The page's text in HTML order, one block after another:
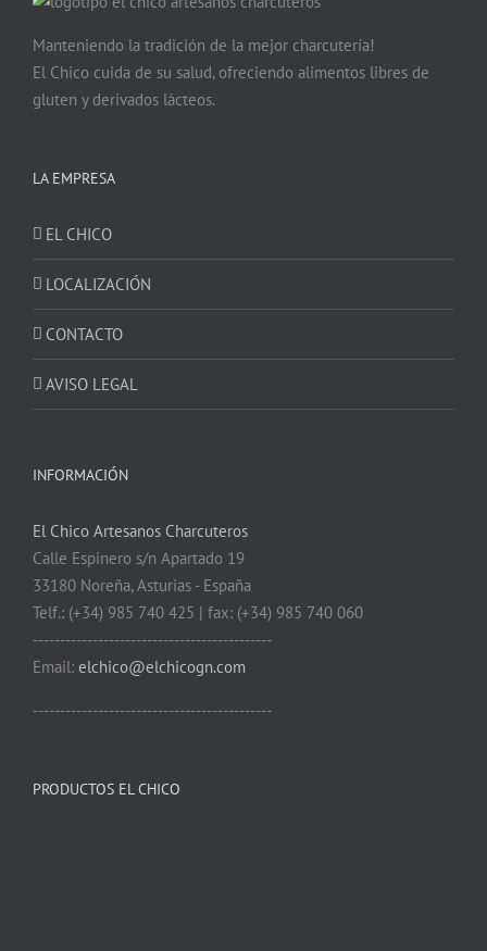
Manteniendo la tradición de la mejor charcutería!
El Chico cuida de su salud, ofreciendo alimentos libres de
gluten y derivados lácteos.
LA EMPRESA
EL CHICO
LOCALIZACIÓN
CONTACTO
AVISO LEGAL
INFORMACIÓN
El Chico Artesanos Charcuteros
Calle Espinero s/n Apartado 19
33180 Noreña, Asturias - España
Telf.: (+34) 985 740 425 | fax: (+34) 985 740 060
--------------------------------------------
Email: elchico@elchicogn.com
--------------------------------------------
PRODUCTOS EL CHICO